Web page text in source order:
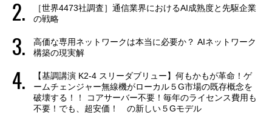
［世界4473社調査］通信業界におけるAI成熟度と先駆企業
の戦略
高価な専用ネットワークは本当に必要か？ AIネットワーク
構築の現実解
【基調講演 K2-4 スリーダブリュー】何もかもが革命！ゲ
ームチェンジャー無線機がローカル５G市場の既存概念を
破壊する！！ コアサーバー不要！毎年のライセンス費用も
不要！でも、超安価！ の新しい５Gモデル